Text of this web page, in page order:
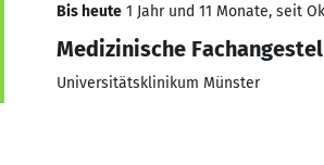
Bis heute 1 Jahr und 11 Monate, seit
Medizinische
Universitätsklinikum Münster